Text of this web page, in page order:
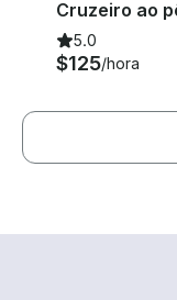
5.0
$125/hora